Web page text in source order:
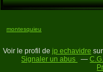
montesquieu
Voir le profil de jp echavidre
Signaler un abus